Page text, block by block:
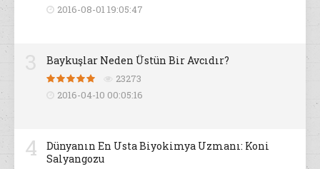
2016-08-01 19:05:47
Baykuşlar Neden Üstün Bir Avcıdır?
23273
2016-04-10 00:05:16
4
Dünyanın En Usta Biyokimya Uzmanı: Koni
Salyangozu